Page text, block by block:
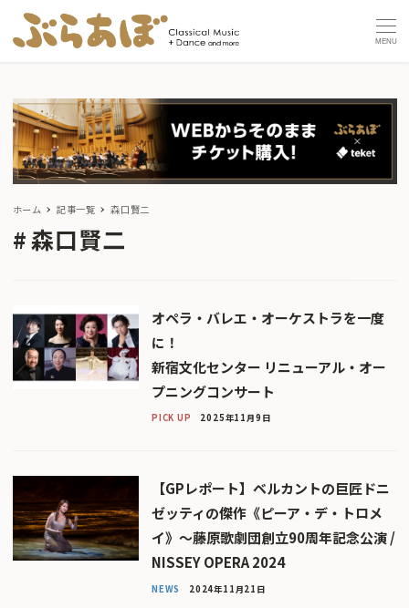
MENU
ホーム 記事一覧 森口賢二
森口賢二
オペラ・バレエ・オーケストラを一度
に！
新宿文化センター リニューアル・オー
プニングコンサート
PICK UP 2025年11月9日
【GPレポート】ベルカントの巨匠ドニ
ゼッティの傑作《ピーア・デ・トロメ
イ》〜藤原歌劇団創立90周年記念公演 /
NISSEY OPERA 2024
NEWS 2024年11月21日